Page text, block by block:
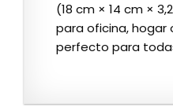
(18 cm × 14 cm ×
para oficina, hogar
perfecto para